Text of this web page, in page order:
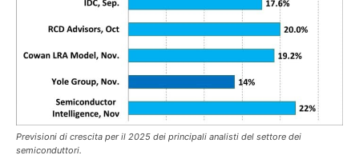
Previsioni di crescita per il 2025 dei principali analisti del settore dei
semiconduttori.